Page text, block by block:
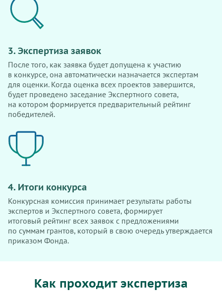
3. Экспертиза заявок
После того, как заявка будет допущена к участию
в конкурсе, она автоматически назначается экспертам
для оценки. Когда оценка всех проектов завершится,
будет проведено заседание Экспертного совета,
на котором формируется предварительный рейтинг
победителей.
4. Итоги конкурса
Конкурсная комиссия принимает результаты работы
экспертов и Экспертного совета, формирует
итоговый рейтинг всех заявок с предложениями
по суммам грантов, который в свою очередь утверждается
приказом Фонда.
Как проходит экспертиза